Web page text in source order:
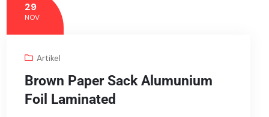
29
NOV
Artikel
Brown Paper Sack Alumunium
Foil Laminated